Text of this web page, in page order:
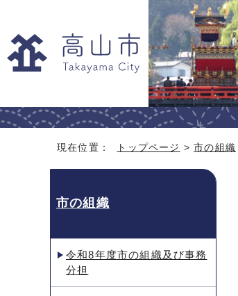
現在位置： トップページ >市の組織
市の組織
令和8年度市の組織及び事務
分担